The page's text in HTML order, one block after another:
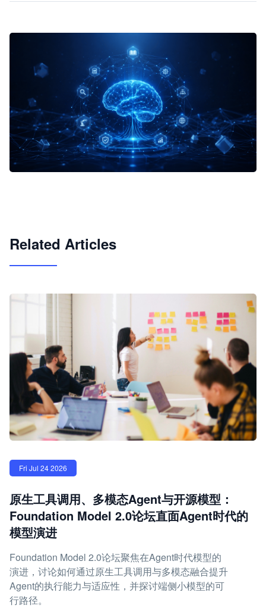
Related Articles
Fri Jul 24 2026
原生工具调用、多模态Agent与开源模型：
Foundation Model 2.0论坛直面Agent时代的
模型演进
Foundation Model 2.0论坛聚焦在Agent时代模型的
演进，讨论如何通过原生工具调用与多模态融合提升
Agent的执行能力与适应性，并探讨端侧小模型的可
行路径。